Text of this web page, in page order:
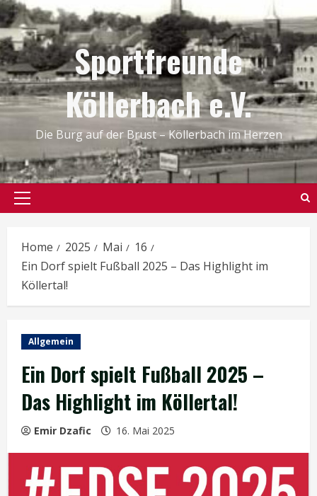
Skip
to
content
Sportfreunde
Köllerbach e.V.
Die Burg auf der Brust – Köllerbach im Herzen
Primary
Home 2025 Mai
16
Ein Dorf spielt Fußball 2025 – Das Highlight im
Köllertal!
Allgemein
Ein Dorf spielt Fußball 2025 –
Das Highlight im Köllertal!
Emir Dzafic 16. Mai 2025